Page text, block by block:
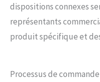
dispositions connexes
représentants
produit spécifique et
Processus de commande